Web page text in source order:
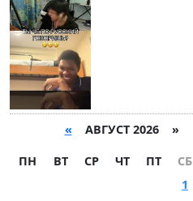
« АВГУСТ 2026 »
ПН ВТ СР ЧТ ПТ СБ
1